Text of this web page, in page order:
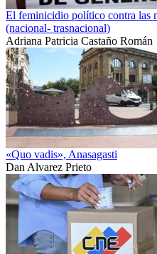
El feminicidio político contra las
(nacional- trasnacional)
Adriana Patricia Castaño Román
«Quo vadis», Anasagasti
Dan Alvarez Prieto